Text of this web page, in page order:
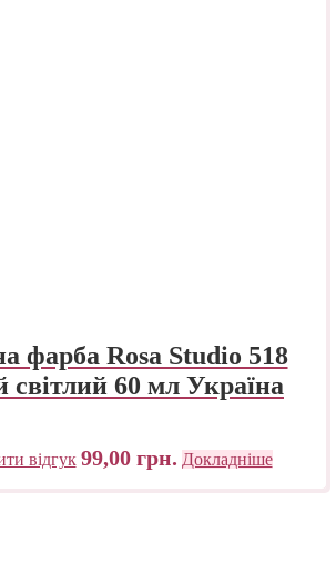
фарба Rosa Studio 518
світлий 60 мл Україна
відгук 99,00 грн. Докладніше